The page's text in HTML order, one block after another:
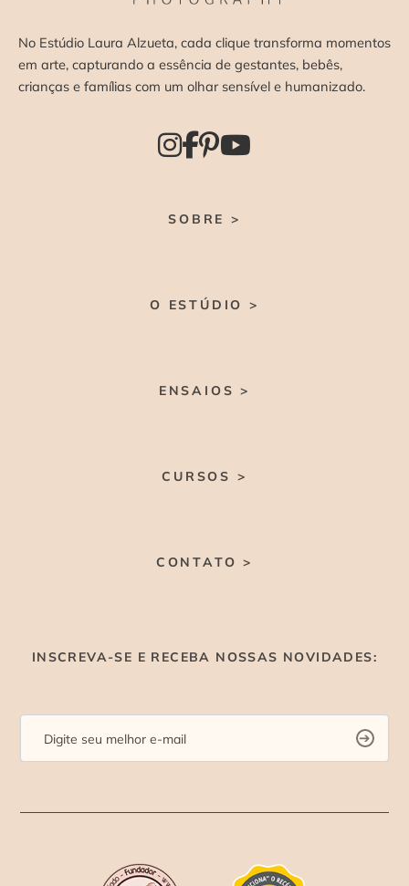
No Estúdio Laura Alzueta, cada clique transforma momentos
em arte, capturando a essência de gestantes, bebês,
crianças e famílias com um olhar sensível e humanizado.
SOBRE >
O ESTÚDIO >
ENSAIOS >
CURSOS >
CONTATO >
INSCREVA-SE E RECEBA NOSSAS NOVIDADES: